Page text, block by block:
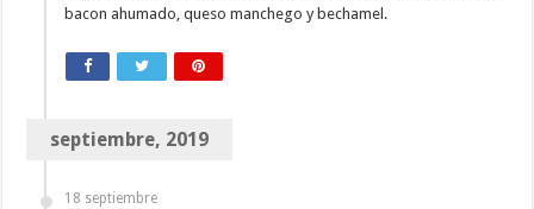
bacon ahumado, queso manchego y bechamel.
septiembre, 2019
18 septiembre